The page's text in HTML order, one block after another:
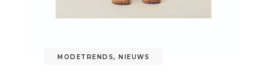
MODETRENDS, NIEUWS